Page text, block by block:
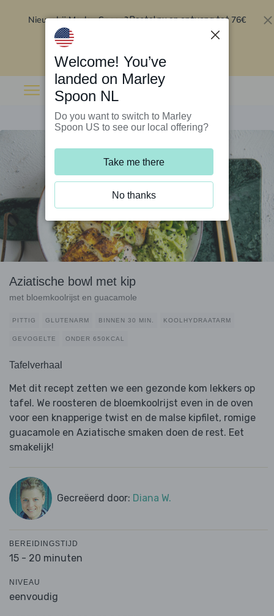
Nieuw bij Marley Spoon?Bestel nu en ontvang tot 76€
Aziatische bowl met kip
met bloemkoolrijst en guacamole
PITTIG GLUTENARM BINNEN 30 MIN. KOOLHYDRAATARM
GEVOGELTE ONDER 650KCAL
Tafelverhaal
Met dit recept zetten we een gezonde kom lekkers op
tafel. We roosteren de bloemkoolrijst even in de oven
voor een knapperige twist en de malse kipfilet, romige
guacamole en Aziatische smaken doen de rest. Eet
smakelijk!
Gecreëerd door: Diana W.
BEREIDINGSTIJD
15 - 20 minuten
NIVEAU
eenvoudig
Welcome! You’ve
landed on Marley
Spoon NL
Do you want to switch to Marley
Spoon US to see our local offering?
Take me there
No thanks